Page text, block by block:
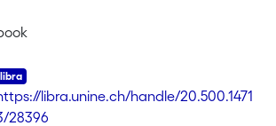
libra.unine.ch/handle/20.500.1471
28396